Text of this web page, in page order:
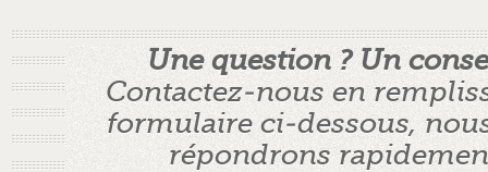
Une question ? Un
Contactez-nous en
formulaire ci-dessous,
répondrons